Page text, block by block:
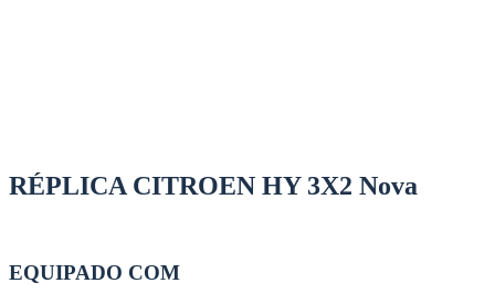
RÉPLICA CITROEN HY 3X2 Nova
EQUIPADO COM